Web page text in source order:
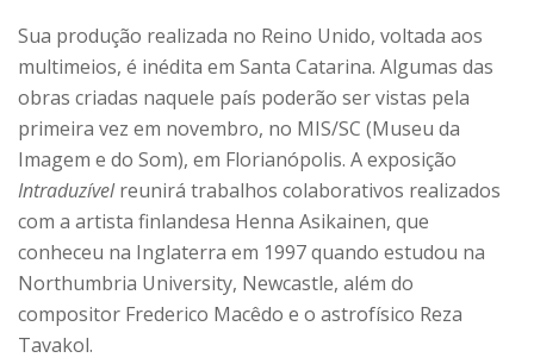
Sua produção realizada no Reino Unido, voltada aos
multimeios, é inédita em Santa Catarina. Algumas das
obras criadas naquele país poderão ser vistas pela
primeira vez em novembro, no MIS/SC (Museu da
Imagem e do Som), em Florianópolis. A exposição
Intraduzívelreunirá trabalhos colaborativos realizados
com a artista finlandesa Henna Asikainen, que
conheceu na Inglaterra em 1997 quando estudou na
Northumbria University, Newcastle, além do
compositor Frederico Macêdo e o astrofísico Reza
Tavakol.